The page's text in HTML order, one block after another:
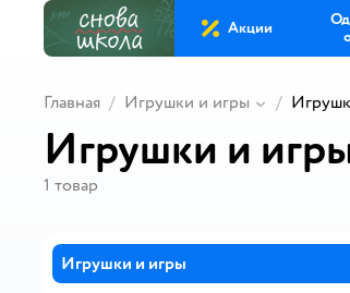
Акции
Главная Игрушки и игры
Игрушки и
1 товар
Игрушки и игры